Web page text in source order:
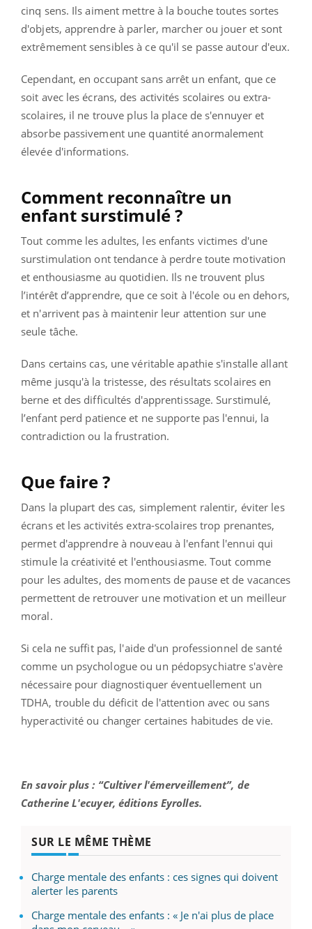
cinq sens. Ils aiment mettre à la bouche toutes sortes
d'objets, apprendre à parler, marcher ou jouer et sont
extrêmement sensibles à ce qu'il se passe autour d'eux.
Cependant, en occupant sans arrêt un enfant, que ce
soit avec les écrans, des activités scolaires ou extra-
scolaires, il ne trouve plus la place de s'ennuyer et
absorbe passivement une quantité anormalement
élevée d'informations.
Comment reconnaître un
enfant surstimulé ?
Tout comme les adultes, les enfants victimes d'une
surstimulation ont tendance à perdre toute motivation
et enthousiasme au quotidien. Ils ne trouvent plus
l’intérêt d’apprendre, que ce soit à l'école ou en dehors,
et n'arrivent pas à maintenir leur attention sur une
seule tâche.
Dans certains cas, une véritable apathie s'installe allant
même jusqu'à la tristesse, des résultats scolaires en
berne et des difficultés d'apprentissage. Surstimulé,
l’enfant perd patience et ne supporte pas l'ennui, la
contradiction ou la frustration.
Que faire ?
Dans la plupart des cas, simplement ralentir, éviter les
écrans et les activités extra-scolaires trop prenantes,
permet d'apprendre à nouveau à l'enfant l'ennui qui
stimule la créativité et l'enthousiasme. Tout comme
pour les adultes, des moments de pause et de vacances
permettent de retrouver une motivation et un meilleur
moral.
Si cela ne suffit pas, l'aide d'un professionnel de santé
comme un psychologue ou un pédopsychiatre s'avère
nécessaire pour diagnostiquer éventuellement un
TDHA, trouble du déficit de l'attention avec ou sans
hyperactivité ou changer certaines habitudes de vie.
En savoir plus : “Cultiver l'émerveillement”, de
Catherine L'ecuyer, éditions Eyrolles.
SUR LE MÊME THÈME
Charge mentale des enfants : ces signes qui doivent
alerter les parents
Charge mentale des enfants : « Je n'ai plus de place